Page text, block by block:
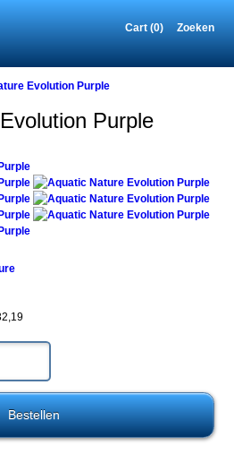
Cart (0) Zoeken
Evolution Purple
Purple